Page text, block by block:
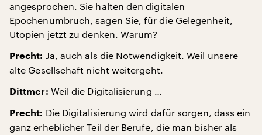
angesprochen. Sie halten den digitalen
Epochenumbruch, sagen Sie, für die Gelegenheit,
Utopien jetzt zu denken. Warum?
Precht: Ja, auch als die Notwendigkeit. Weil unsere
alte Gesellschaft nicht weitergeht.
Dittmer: Weil die Digitalisierung …
Precht: Die Digitalisierung wird dafür sorgen, dass ein
ganz erheblicher Teil der Berufe, die man bisher als